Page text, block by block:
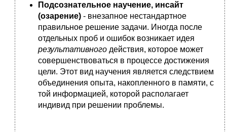
Подсознательное научение, инсайт
(озарение) - внезапное нестандартное
правильное решение задачи. Иногда после
отдельных проб и ошибок возникает идея
результативного действия, которое может
совершенствоваться в процессе достижения
цели. Этот вид научения является следствием
объединения опыта, накопленного в памяти, с
той информацией, которой располагает
индивид при решении проблемы.